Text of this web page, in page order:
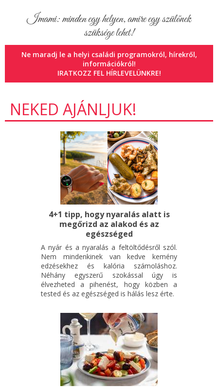
Imami: minden egy helyen, amire egy szülőnek
szüksége lehet!
Ne maradj le a helyi családi programokról, hírekről,
információkról!
IRATKOZZ FEL HÍRLEVELÜNKRE!
NEKED AJÁNLJUK!
4+1 tipp, hogy nyaralás alatt is
megőrizd az alakod és az
egészséged
A nyár és a nyaralás a feltöltődésről szól.
Nem mindenkinek van kedve kemény
edzésekhez és kalória számoláshoz.
Néhány egyszerű szokással úgy is
élvezheted a pihenést, hogy közben a
tested és az egészséged is hálás lesz érte.